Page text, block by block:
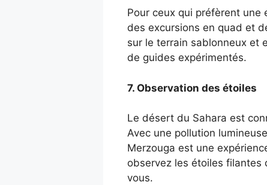
Pour ceux qui préfèrent
des excursions en quad et
sur le terrain sablonneux et
de guides expérimentés.
7. Observation des étoiles
Le désert du Sahara est
Avec une pollution
Merzouga est une
observez les étoiles
vous.